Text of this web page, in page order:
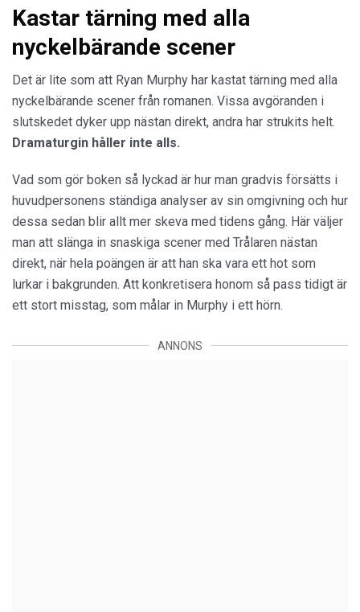
Kastar tärning med alla
nyckelbärande scener
Det är lite som att Ryan Murphy har kastat tärning med alla
nyckelbärande scener från romanen. Vissa avgöranden i
slutskedet dyker upp nästan direkt, andra har strukits helt.
Dramaturgin håller inte alls.
Vad som gör boken så lyckad är hur man gradvis försätts i
huvudpersonens ständiga analyser av sin omgivning och hur
dessa sedan blir allt mer skeva med tidens gång. Här väljer
man att slänga in snaskiga scener med Trålaren nästan
direkt, när hela poängen är att han ska vara ett hot som
lurkar i bakgrunden. Att konkretisera honom så pass tidigt är
ett stort misstag, som målar in Murphy i ett hörn.
ANNONS